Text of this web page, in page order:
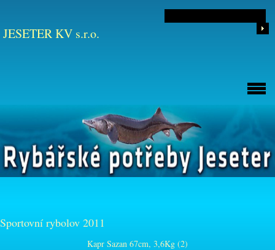
JESETER KV s.r.o.
Sportovní rybolov 2011
Kapr Sazan 67cm, 3,6Kg (2)